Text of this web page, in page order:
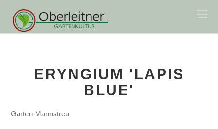
ERYNGIUM 'LAPIS
BLUE'
Garten-Mannstreu